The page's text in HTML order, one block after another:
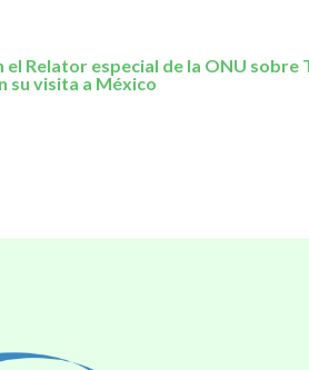
Relator especial de la ONU sobre
su visita a México